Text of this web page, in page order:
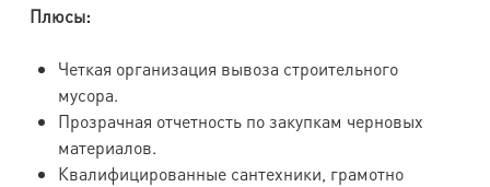
Плюсы:
Четкая организация вывоза строительного
мусора.
Прозрачная отчетность по закупкам черновых
материалов.
Квалифицированные сантехники, грамотно